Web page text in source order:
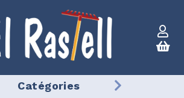
Catégories